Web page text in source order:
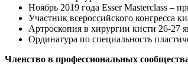
Ноябрь 2019 года Esser Masterclass –
Участник всероссийского конгресса
Артроскопия в хирургии кисти 26-27
Ординатура по специальность
Членство в профессиональных